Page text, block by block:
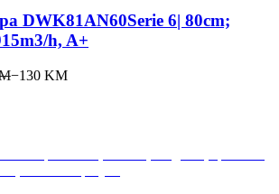
DWK81AN60Serie 6| 80cm;
h, A+
−130KM